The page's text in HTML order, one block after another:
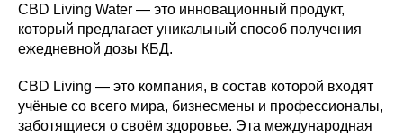
CBD Living Water — это инновационный продукт,
который предлагает уникальный способ получения
ежедневной дозы КБД.
CBD Living — это компания, в состав которой входят
учёные со всего мира, бизнесмены и профессионалы,
заботящиеся о своём здоровье. Эта международная